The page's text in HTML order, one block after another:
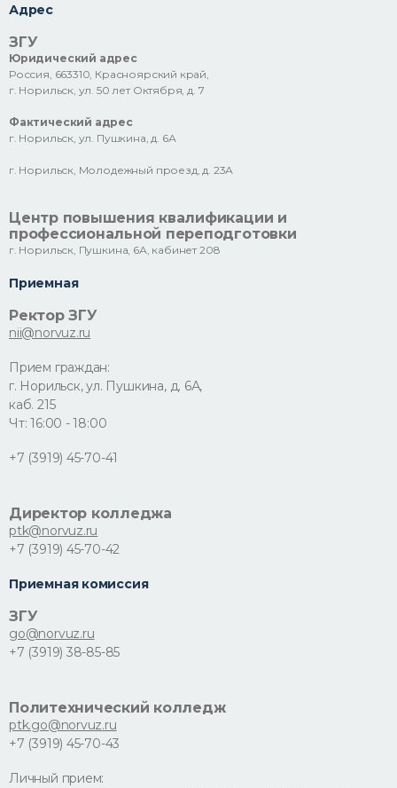
Адрес
ЗГУ
Юридический адрес
Россия, 663310, Красноярский край,
г. Норильск, ул. 50 лет Октября, д. 7
Фактический адрес
г. Норильск, ул. Пушкина, д. 6А
г. Норильск, Молодежный проезд, д. 23А
Центр повышения квалификации и
профессиональной переподготовки
г. Норильск, Пушкина, 6А, кабинет 208
Приемная
Ректор ЗГУ
nii@norvuz.ru
Прием граждан:
г. Норильск, ул. Пушкина, д. 6А,
каб. 215
Чт: 16:00 - 18:00
+7 (3919) 45-70-41
Директор колледжа
ptk@norvuz.ru
+7 (3919) 45-70-42
Приемная комиссия
ЗГУ
go@norvuz.ru
+7 (3919) 38-85-85
Политехнический колледж
ptk.go@norvuz.ru
+7 (3919) 45-70-43
Личный прием: